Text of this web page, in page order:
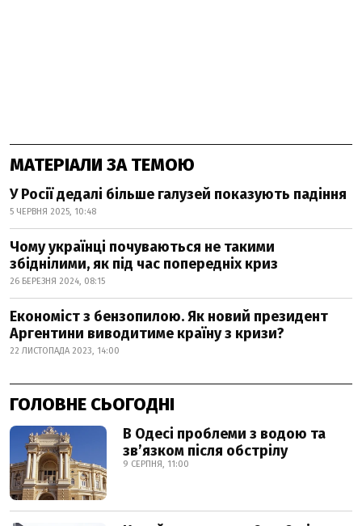
МАТЕРІАЛИ ЗА ТЕМОЮ
У Росії дедалі більше галузей показують падіння
5 ЧЕРВНЯ 2025, 10:48
Чому українці почуваються не такими
збіднілими, як під час попередніх криз
26 БЕРЕЗНЯ 2024, 08:15
Економіст з бензопилою. Як новий президент
Аргентини виводитиме країну з кризи?
22 ЛИСТОПАДА 2023, 14:00
ГОЛОВНЕ СЬОГОДНІ
В Одесі проблеми з водою та
звʼязком після обстрілу
9 СЕРПНЯ, 11:00